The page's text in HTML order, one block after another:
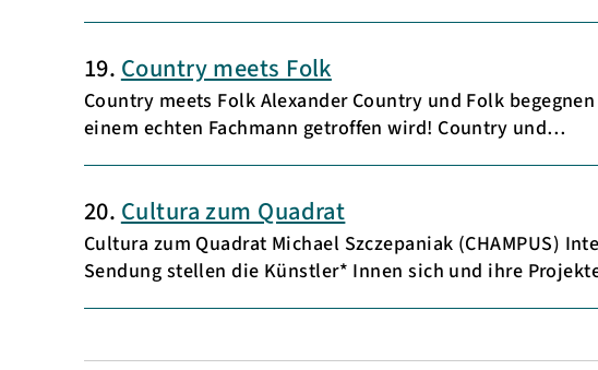
19. Country meets Folk
Country meets Folk Alexander Country und Folk
einem echten Fachmann getroffen wird! Country und…
20. Cultura zum Quadrat
Cultura zum Quadrat Michael Szczepaniak (CHAMPUS)
Sendung stellen die Künstler* Innen sich und ihre